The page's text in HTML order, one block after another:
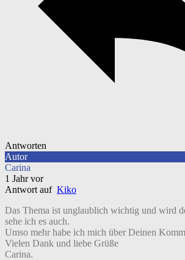
Antworten
Autor
Carina
1 Jahr vor
Antwort auf Kiko
Das Thema ist unglaublich wichtig und wird
sehe ich es auch.
Umso mehr habe ich mich über Deinen
Vielen Dank und liebe Grüße
Carina.